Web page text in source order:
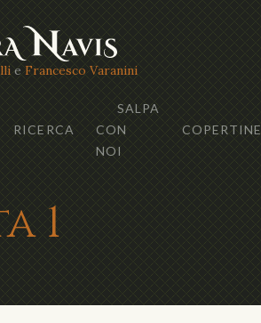
e Francesco Varanini
RICERCA
SALPA
CON
NOI
COPERTINE
1